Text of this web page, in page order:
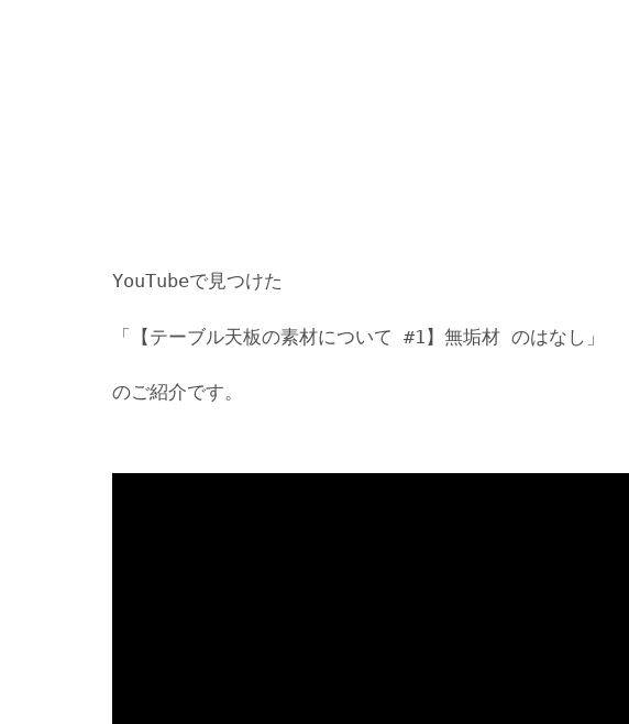
YouTubeで見つけた
「【テーブル天板の素材について #1】無垢材 のはなし」
のご紹介です。